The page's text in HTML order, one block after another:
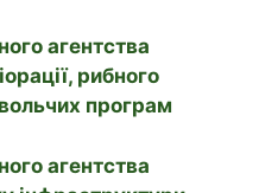
агентства
рибного
програм
агентства